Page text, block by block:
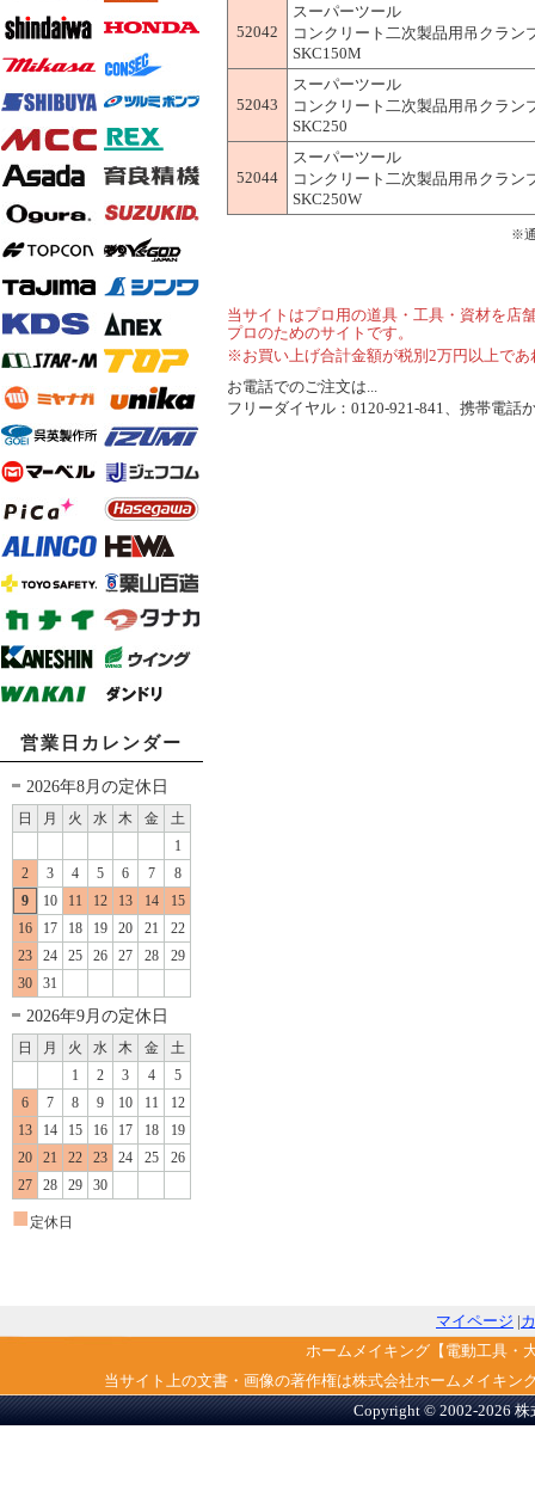
営業日カレンダー
2026年8月の定休日
日 月 火 水 木 金
土
1
2
3 4 5 6 7
8
9
10 11 12 13 14
15
16
17 18 19 20 21
22
23
24 25 26 27 28
29
30
31
2026年9月の定休日
日 月 火 水 木 金
土
1
2 3 4
5
6
7 8 9 10 11
12
13
14 15 16 17 18
19
20
21 22 23 24 25
26
27
28 29 30
■ 定休日
52042
スーパーツール
コンクリート二次製品用吊クラ
SKC150M
52043
スーパーツール
コンクリート二次製品用吊クラ
SKC250
52044
スーパーツール
コンクリート二次製品用吊クラ
SKC250W
※
当サイトはプロ用の道具・工具・資材を店
プロのためのサイトです。
※お買い上げ合計金額が税別2万円以上で
お電話でのご注文は...
フリーダイヤル：0120-921-841、携帯電
マイページ |
ホームメイキング【電動工具・
当サイト上の文書・画像の著作権は株式会社ホームメイキ
Copyright © 2002-2026